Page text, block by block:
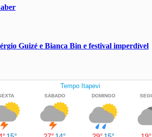
Guizé e Bianca Bin e festival imperdível